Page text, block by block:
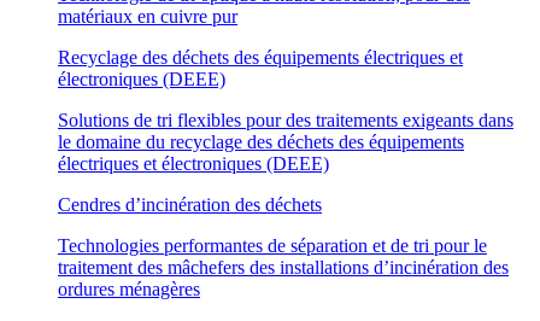
matériaux en cuivre pur
Recyclage des déchets des équipements électriques et
électroniques (DEEE)
Solutions de tri flexibles pour des traitements exigeants dans
le domaine du recyclage des déchets des équipements
électriques et électroniques (DEEE)
Cendres d’incinération des déchets
Technologies performantes de séparation et de tri pour le
traitement des mâchefers des installations d’incinération des
ordures ménagères